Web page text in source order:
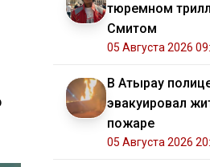
тюремном
Смитом
05 Августа 2026
В Атырау
эвакуировал
пожаре
05 Августа 2026